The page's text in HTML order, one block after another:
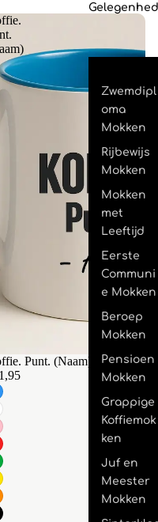
Zwemdipl
oma
Mokken
Rijbewijs
Mokken
Mokken
met
Leeftijd
Eerste
Communi
e Mokken
Beroep
Mokken
Pensioen
Mokken
Grappige
Koffiemok
ken
Juf en
Meester
Mokken
Punt. (Naam)